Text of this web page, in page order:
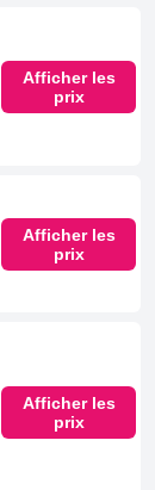
Afficher les
prix
Afficher les
prix
Afficher les
prix